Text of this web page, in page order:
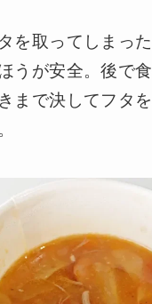
を取ってしまっ
うが安全。後で
まで決してフタ